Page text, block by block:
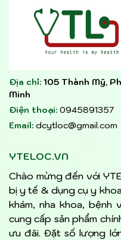
Địa chỉ: 105 Thành Mỹ,
Minh
Điện thoại: 0945891357
Email: dcytloc@gmail.com
YTELOC.VN
Chào mừng đến với
bị y tế & dụng cụ y
khám, nha khoa,
cung cấp sản phẩm
ưu đãi. Đặt số lượng